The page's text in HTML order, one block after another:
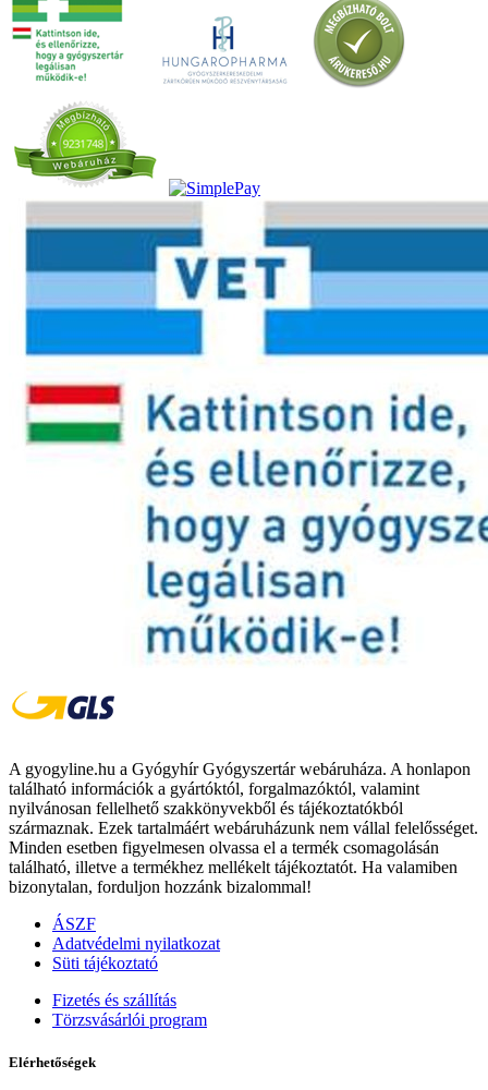
A gyogyline.hu a Gyógyhír Gyógyszertár webáruháza. A honlapon
található információk a gyártóktól, forgalmazóktól, valamint
nyilvánosan fellelhető szakkönyvekből és tájékoztatókból
származnak. Ezek tartalmáért webáruházunk nem vállal felelősséget.
Minden esetben figyelmesen olvassa el a termék csomagolásán
található, illetve a termékhez mellékelt tájékoztatót. Ha valamiben
bizonytalan, forduljon hozzánk bizalommal!
ÁSZF
Adatvédelmi nyilatkozat
Süti tájékoztató
Fizetés és szállítás
Törzsvásárlói program
Elérhetőségek